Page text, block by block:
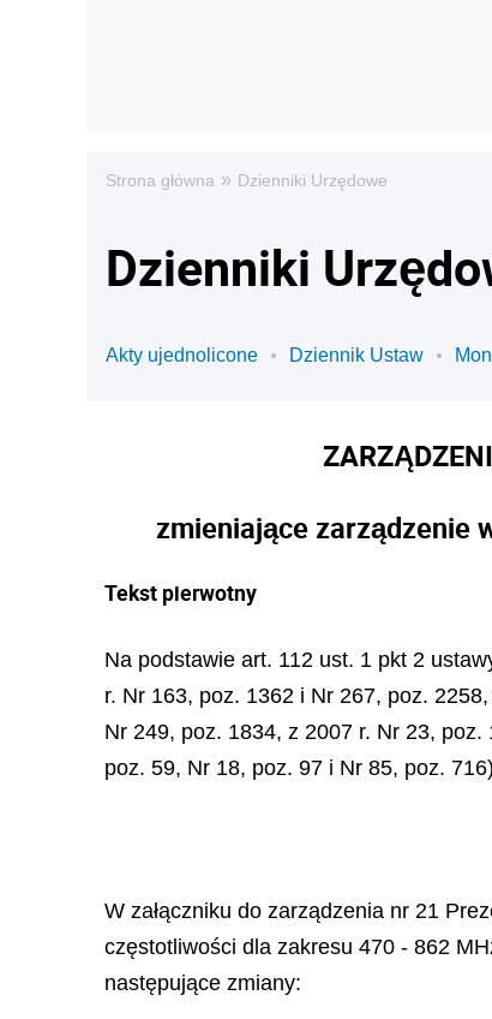
Strona główna » Dzienniki Urzędowe
Dzienniki
Akty ujednolicone Dziennik Ustaw
zmieniające zarządzenie
Tekst pierwotny
Na podstawie art. 112 ust. 1 pkt 2
r. Nr 163, poz. 1362 i Nr 267, poz.
Nr 249, poz. 1834, z 2007 r. Nr 23,
poz. 59, Nr 18, poz. 97 i Nr 85, poz.
W załączniku do zarządzenia nr 21
częstotliwości dla zakresu 470 - 862
następujące zmiany: